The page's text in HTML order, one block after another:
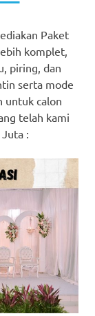
Paket
komplet,
piring, dan
serta mode
untuk calon
telah kami
: